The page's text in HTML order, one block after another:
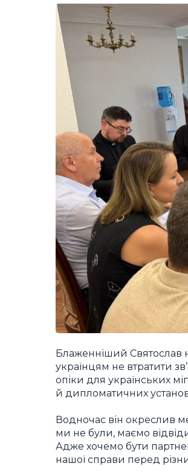
Блаженніший Святослав
українцям не втратити
опіки для українських
й дипломатичних
Водночас він окреслив
ми не були, маємо
Адже хочемо бути
нашої справи перед